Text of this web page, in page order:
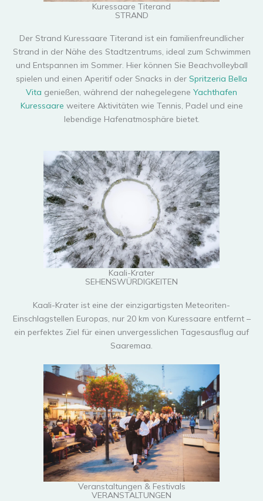
Kuressaare Titerand
STRAND
Der Strand Kuressaare Titerand ist ein familienfreundlicher
Strand in der Nähe des Stadtzentrums, ideal zum Schwimmen
und Entspannen im Sommer. Hier können Sie Beachvolleyball
spielen und einen Aperitif oder Snacks in der Spritzeria Bella
Vita genießen, während der nahegelegene Yachthafen
Kuressaare weitere Aktivitäten wie Tennis, Padel und eine
lebendige Hafenatmosphäre bietet.
Kaali-Krater
SEHENSWÜRDIGKEITEN
Kaali-Krater ist eine der einzigartigsten Meteoriten-
Einschlagstellen Europas, nur 20 km von Kuressaare entfernt –
ein perfektes Ziel für einen unvergesslichen Tagesausflug auf
Saaremaa.
Veranstaltungen & Festivals
VERANSTALTUNGEN